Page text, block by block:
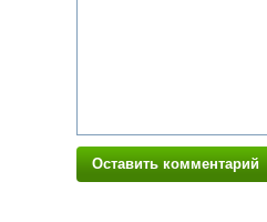
Оставить комментарий